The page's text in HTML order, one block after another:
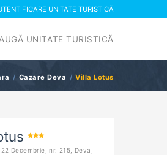
UNITATE TURISTICĂ
UNITATE TURISTICĂ
Cazare Deva Villa Lotus
Decembrie, nr. 215, Deva